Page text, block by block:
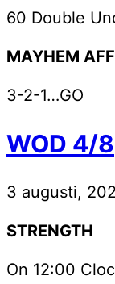
60 Double
MAYHEM
3-2-1…GO
WOD 4/8
3 augusti,
STRENGTH
On 12:00